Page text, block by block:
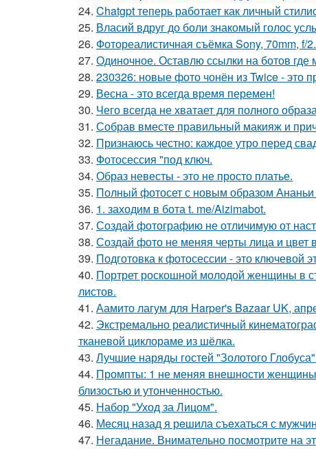
24. Chatgpt теперь работает как личный
25. Власий вдруг до боли знакомый голос
26. Фотореалистичная съёмка Sony, 70mm, f/2.
27. Одиночное. Оставлю ссылки на ботов
28. 230326: новые фото чонён из Twice - это
29. Весна - это всегда время перемен!
30. Чего всегда не хватает для полного
31. Собрав вместе правильный макияж и
32. Признаюсь честно: каждое утро перед
33. Фотосессия "под ключ.
34. Образ невесты - это не просто платье.
35. Полный фотосет с новым образом Ананьи
36. 1. заходим в бота t. me/Aizimabot.
37. Создай фотографию не отличимую от
38. Создай фото не меняя черты лица и цвет
39. Подготовка к фотосессии - это ключевой
40. Портрет роскошной молодой женщины в
листов.
41. Аамито лагум для Harper's Bazaar UK,
42. Экстремально реалистичный
тканевой циклораме из шёлка.
43. Лучшие наряды гостей "Золотого
44. Промпты: 1 не меняя внешности женщины
близостью и утонченностью.
45. Набор "Уход за Лицом".
46. Мeсяц нaзад я рeшила съeхаться с
47. Негадание. Внимательно посмотрите на